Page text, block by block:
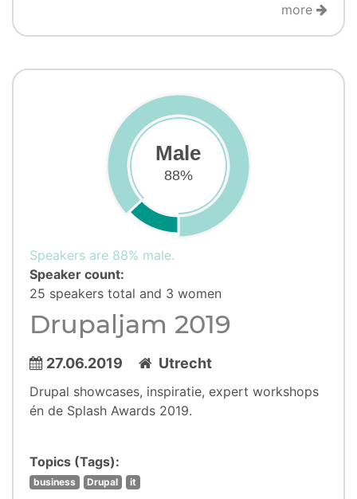
more
Male
88%
Speakers are 88% male.
Speaker count:
25 speakers total and 3 women
Drupaljam 2019
27.06.2019 Utrecht
Drupal showcases, inspiratie, expert workshops
én de Splash Awards 2019.
Topics (Tags):
business Drupal it